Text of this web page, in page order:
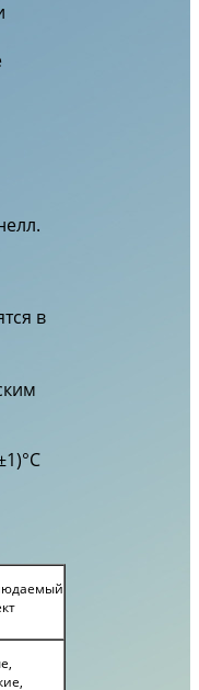
в